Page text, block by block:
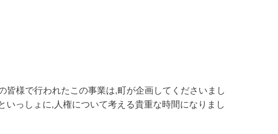
様で行われたこの事業は,町が企画してくださいまし
っしょに,人権について考える貴重な時間になりまし